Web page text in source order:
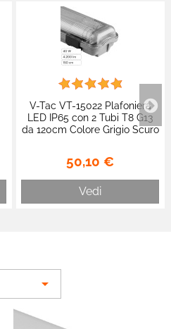
V-Tac VT-15022 Plafoniera
LED IP65 con 2 Tubi T8 G13
da 120cm Colore Grigio Scuro
50,10 €
Vedi
